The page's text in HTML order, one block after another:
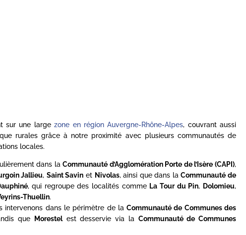
sur une largezone en région Auvergne-Rhône-Alpes, couvrant aussi
rurales grâce à notre proximité avec plusieurs communautés de
locales.
dans laCommunauté d’Agglomération Porte de l’Isère (CAPI),
Jallieu, Saint Savin et Nivolas, ainsi que dans laCommunauté de
, qui regroupe des localités comme La Tour du Pin, Dolomieu,
Thuellin.
intervenons dans le périmètre de laCommunauté de Communes des
que Morestelest desservie via la Communauté de Communes